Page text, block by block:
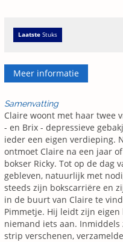
Laatste Stuks
Meer informatie
Samenvatting
Claire woont met haar twee
- en Brix - depressieve
ieder een eigen verdieping.
ontmoet Claire na een jaar
bokser Ricky. Tot op de dag
gebleven, natuurlijk met
steeds zijn bokscarriëre en
in de buurt van Claire te
Pimmetje. Hij leidt zijn
niemand iets aan.
strip verschenen,